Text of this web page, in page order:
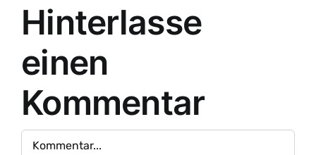
Hinterlasse
einen
Kommentar